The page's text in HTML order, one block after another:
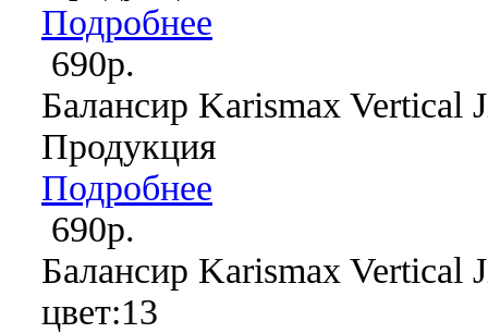
Подробнее
690р.
Балансир Karismax Vertical
Продукция
Подробнее
690р.
Балансир Karismax Vertical
цвет:13